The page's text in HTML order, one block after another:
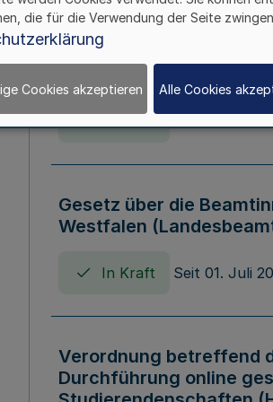
Verordnung über die
Nordrhein-Westfalen
Gesetz über die
Westfalen
In Kraft Seit 01. Juli
Verordnung betreffend
Durchführung online
die für die Verwendung der Seite
Cookies akzeptieren Alle Cookies